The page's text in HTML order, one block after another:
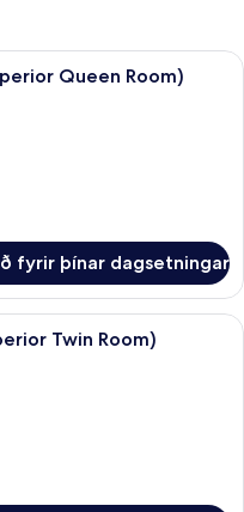
af bestu gerð, öryggishólf í
Queen Room)
fyrir þínar dagsetningar
af bestu gerð, öryggishólf í
Twin Room)